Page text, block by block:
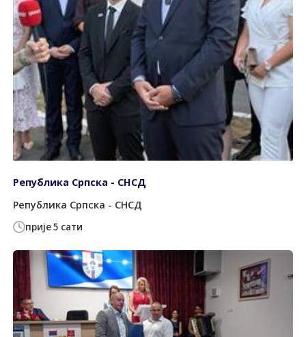
прије 5 сати
Република Српска - СНСД
Република Српска - СНСД